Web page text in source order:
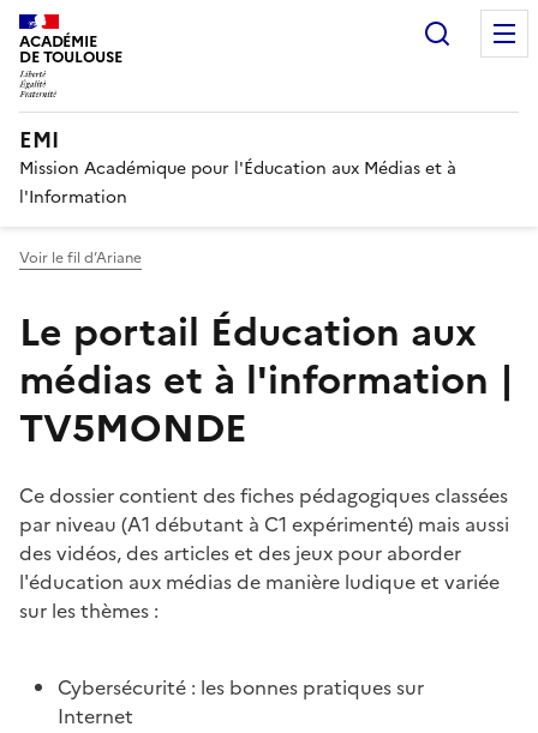
ACADÉMIE
DE TOULOUSE
EMI
Mission Académique pour l'Éducation aux Médias et à
l'Information
Voir le fil d’Ariane
Le portail Éducation aux
médias et à l'information |
TV5MONDE
Ce dossier contient des fiches pédagogiques classées
par niveau (A1 débutant à C1 expérimenté) mais aussi
des vidéos, des articles et des jeux pour aborder
l'éducation aux médias de manière ludique et variée
sur les thèmes :
Cybersécurité : les bonnes pratiques sur
Internet